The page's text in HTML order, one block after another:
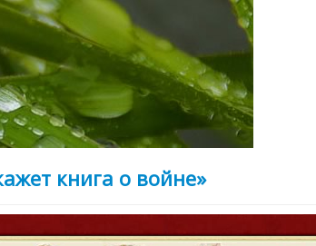
книга о войне»